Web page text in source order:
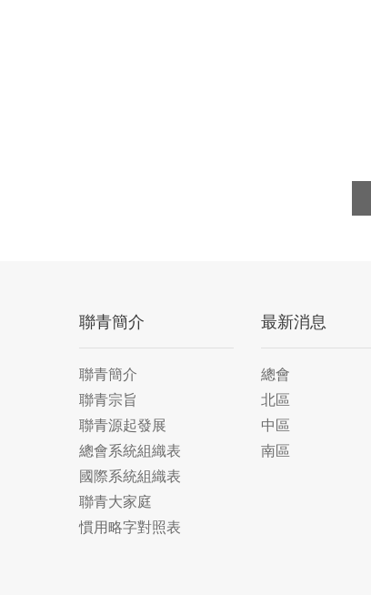
聯青簡介
聯青簡介
聯青宗旨
聯青源起發展
總會系統組織表
國際系統組織表
聯青大家庭
慣用略字對照表
最新消息
總會
北區
中區
南區